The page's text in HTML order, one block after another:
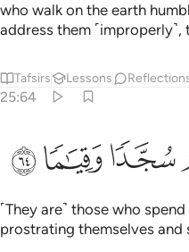
who walk on the earth
address them
Tafsirs Lessons
25:64
٦٤ﲲﲳﲴ
˹They are˺ those who
prostrating themselves